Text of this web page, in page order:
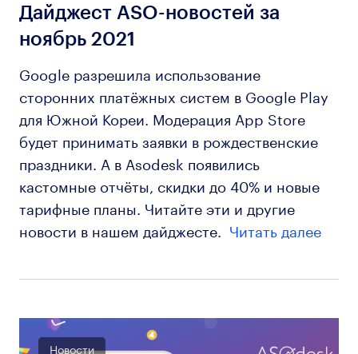
Дайджест ASO-новостей за
ноябрь 2021
Google разрешила использование
сторонних платёжных систем в Google Play
для Южной Кореи. Модерация App Store
будет принимать заявки в рождественские
праздники. А в Asodesk появились
кастомные отчёты, скидки до 40% и новые
тарифные планы. Читайте эти и другие
новости в нашем дайджесте. Читать далее
Новости